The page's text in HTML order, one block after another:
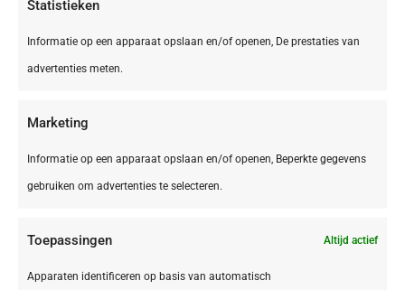
Statistieken
Informatie op een apparaat opslaan en/of openen, De prestaties van
advertenties meten.
Marketing
Informatie op een apparaat opslaan en/of openen, Beperkte gegevens
gebruiken om advertenties te selecteren.
Toepassingen Altijd actief
Apparaten identificeren op basis van automatisch
IT,Le Marche
Le Marche San Costanzo Camping Mar y Sierra